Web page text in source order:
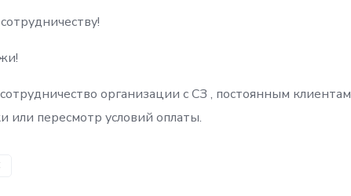
организации с СЗ , постоянным клиентам
или пересмотр условий оплаты.